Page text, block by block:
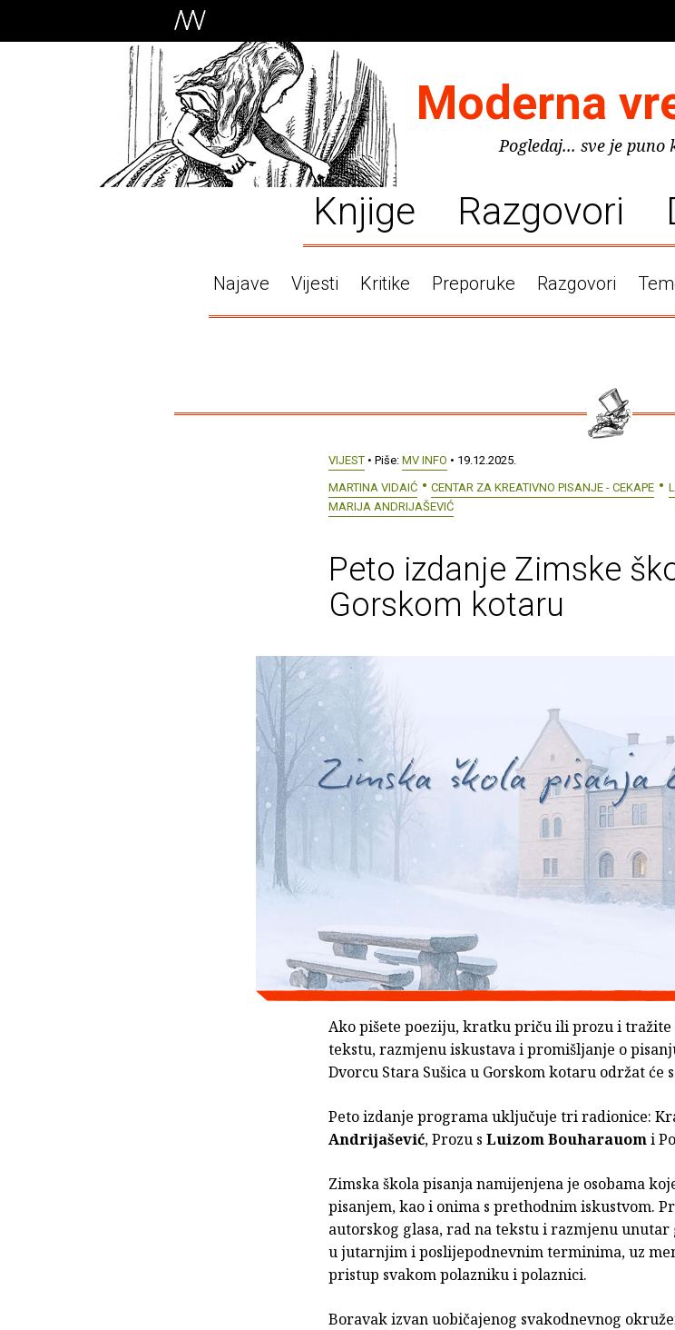
Moderna
Pogledaj... sve je puno
Knjige Razgovori
Najave Vijesti Kritike Preporuke Razgovori
VIJEST • Piše: MV INFO • 19.12.2025.
MARTINA VIDAIĆ
CENTAR ZA KREATIVNO PISANJE - CEKAPE
MARIJA ANDRIJAŠEVIĆ
Peto izdanje Zimske
Gorskom kotaru
Ako pišete poeziju, kratku priču ili prozu i
tekstu, razmjenu iskustava i promišljanje o
Dvorcu Stara Sušica u Gorskom kotaru održat će
Peto izdanje programa uključuje tri radionice:
Andrijašević, Prozu s Luizom Bouharauomi
Zimska škola pisanja namijenjena je osobama
pisanjem, kao i onima s prethodnim iskustvom.
autorskog glasa, rad na tekstu i razmjenu unutar
u jutarnjim i poslijepodnevnim terminima, uz
pristup svakom polazniku i polaznici.
Boravak izvan uobičajenog svakodnevnog